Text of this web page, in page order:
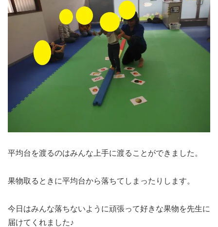
平均台を渡るのはみんな上手に渡ることができました。
果物取るときに平均台から落ちてしまったりします。
今日はみんな落ちないように頑張って好きな果物を先生に
届けてくれました♪